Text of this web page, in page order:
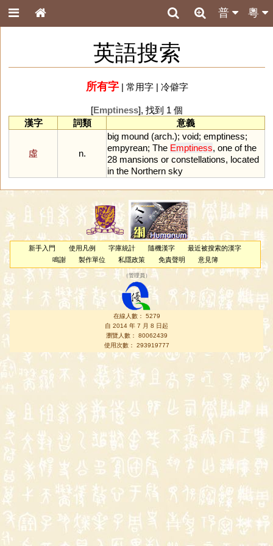
粵
普
英語搜索
所有字| 常用字| 冷僻字
[Emptiness], 找到 1 個
漢字
詞類 意義
虛 n.
big mound (arch.); void; emptiness;
empyrean; The Emptiness, one of the
28 mansions or constellations, located
in the Northern sky
新手入門 使用凡例 字庫統計 隨機漢字
最近被搜索的漢字
鳴謝
製作單位 私隱政策 免責聲明 意見簿
（管理員 ）
在線人數： 5279
自 2014 年 7 月 8 日起
瀏覽人數： 80062439
使用次數： 293919777